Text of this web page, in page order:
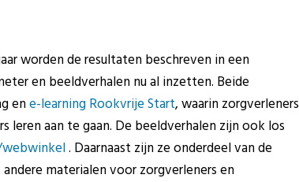
worden de resultaten beschreven in een
en beeldverhalen nu al inzetten. Beide
ene-learning Rookvrije Start, waarin zorgverleners
aan te gaan. De beeldverhalen zijn ook los
. Daarnaast zijn ze onderdeel van de
materialen voor zorgverleners en